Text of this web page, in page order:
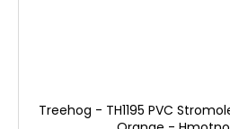
Treehog - TH1195 PVC